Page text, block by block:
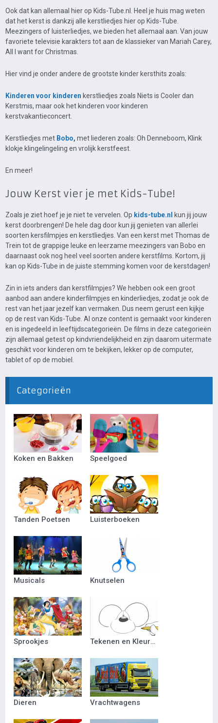
Ook dat kan allemaal hier op Kids-Tube.nl. Heel je huis mag weten
dat het kerst is dankzij alle kerstliedjes hier op Kids-Tube.
Meezingers of luisterliedjes, we bieden het allemaal aan. Van jouw
favoriete televisie karakters tot aan de klassieker van Mariah Carey,
All I want for Christmas.
Hier vind je onder andere de grootste kinder kersthits zoals:
Kinderen voor kinderen kerstliedjes zoals Niets is Cooler dan
Kerstmis, maar ook het kinderen voor kinderen
kerstvakantieconcert.
Kerstliedjes met Bobo,met liederen zoals: Oh Denneboom, Klink
klokje klingelingeling en vrolijk kerstfeest.
En meer!
Jouw Kerst vier je met Kids-Tube!
Zoals je ziet hoef je je niet te vervelen. Op kids-tube.nl
kun jij jouw
kerst doorbrengen! De hele dag door kun jij genieten van allerlei
soorten kersfilmpjes en kerstliedjes. Van een kerst met Thomas de
Trein tot de grappige leuke en leerzame meezingers van Bobo en
daarnaast ook nog heel veel soorten andere kerstfilms. Kortom, jij
kan op Kids-Tube in de juiste stemming komen voor de kerstdagen!
Zin in iets anders dan kerstfilmpjes? We hebben ook een groot
aanbod aan andere kinderfilmpjes en kinderliedjes, zodat je ook de
rest van het jaar jezelf kan vermaken. Dus neem gerust een kijkje
op de rest van Kids-Tube. Al onze content is gemaakt voor kinderen
en is ingedeeld in leeftijdscategorieën. De films in deze categorieën
zijn allemaal getest op kindvriendelijkheid en zijn daarom uitermate
geschikt voor kinderen om te bekijken, lekker op de computer,
tablet of op de mobiel.
Categorieën
Koken en Bakken Speelgoed
Tanden Poetsen Luisterboeken
Musicals Knutselen
Sprookjes Tekenen en Kleuren
Dieren Vrachtwagens